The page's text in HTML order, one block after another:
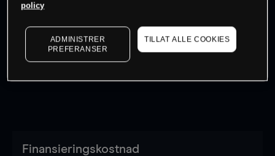
Kursene er veiledende. to see latest market data
Finansieringskostnad
policy
ADMINISTRER
PREFERANSER
TILLAT ALLE COOKIES